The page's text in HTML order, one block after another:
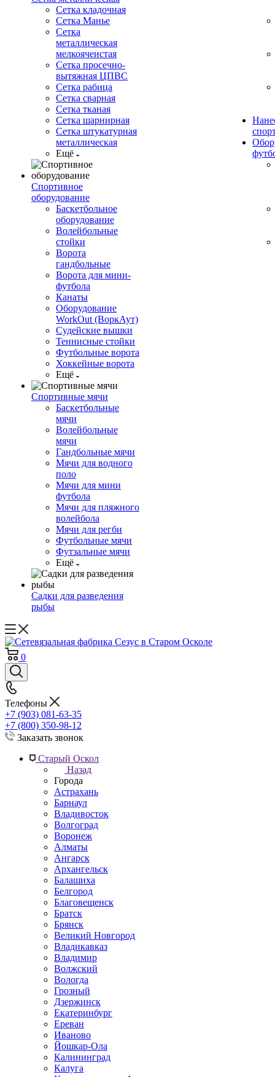
Сетка кладочная
Сетка Манье
Сетка
металлическая
мелкоячеистая
Сетка просечно-
вытяжная ЦПВС
Сетка рабица
Сетка сварная
Сетка тканая
Сетка шарнирная
Сетка штукатурная
металлическая
Ещё
Спортивное
оборудование
Баскетбольное
оборудование
Волейбольные
стойки
Ворота
гандбольные
Ворота для мини-
футбола
Канаты
Оборудование
WorkOut (ВоркАут)
Судейские вышки
Теннисные стойки
Футбольные ворота
Хоккейные ворота
Ещё
Спортивные мячи
Баскетбольные
мячи
Волейбольные
мячи
Гандбольные мячи
Мячи для водного
поло
Мячи для мини
футбола
Мячи для пляжного
волейбола
Мячи для регби
Футбольные мячи
Футзальные мячи
Ещё
Садки для разведения
рыбы
0
Телефоны
+7 (903) 081-63-35
+7 (800) 350-98-12
Заказать звонок
Старый Оскол
Назад
Города
Астрахань
Барнаул
Владивосток
Волгоград
Воронеж
Алматы
Ангарск
Архангельск
Балашиха
Белгород
Благовещенск
Братск
Брянск
Великий Новгород
Владикавказ
Владимир
Волжский
Вологда
Грозный
Дзержинск
Екатеринбург
Ереван
Иваново
Йошкар-Ола
Калининград
Калуга